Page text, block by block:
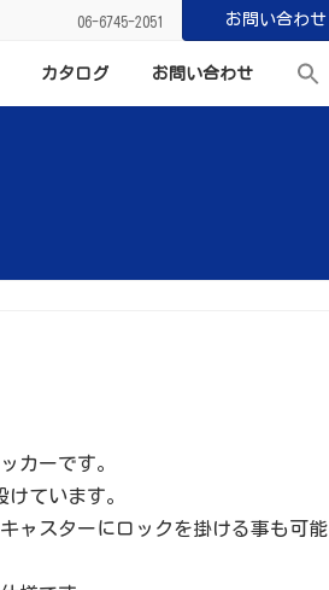
06-6745-2051 お問い合わせ
カタログ お問い合わせ
カーです。
ています。
ャスターにロックを掛ける事も可能